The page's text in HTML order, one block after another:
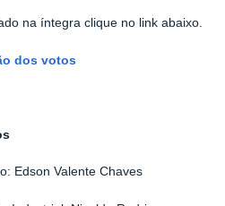
na íntegra clique no link abaixo.
dos votos
Edson Valente Chaves